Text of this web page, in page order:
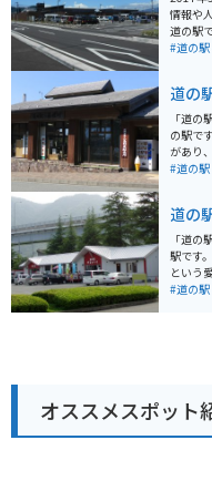
情報や
道の駅
感じさ
っしり
#道の駅
道の
「道の
の駅で
があり
ります。 駅内には、地元の食材を使った食事処や、箱根
シのあ
温かい一品です。 バ
めが最
さい。
め、ツー
#道の駅
道の
「道の
駅です。 伊豆半島のほぼ中心に位置し、「伊豆のへそ」
という
売所や
らっ
ている
在して
光の拠
#道の駅
オススメスポット